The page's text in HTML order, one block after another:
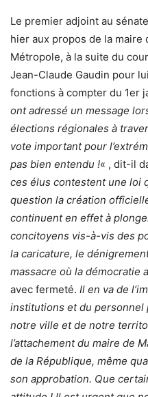
Le premier adjoint au
hier aux propos de la maire
Métropole, à la suite du
Jean-Claude Gaudin pour
fonctions à compter du 1er
ont adressé un message
élections régionales à
vote important pour
pas bien entendu !« , dit-il
ces élus contestent une loi
question la création
continuent en effet à
concitoyens vis-à-vis des
la caricature, le
massacre où la démocratie
avec fermeté. Il en va de
institutions et du personnel
notre ville et de notre
l’attachement du maire de
de la République, même
son approbation. Que